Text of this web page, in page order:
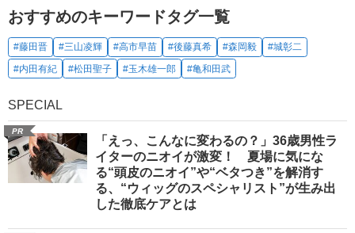
おすすめのキーワードタグ一覧
#藤田晋 #三山凌輝 #高市早苗 #後藤真希 #森岡毅
#城彰二
#内田有紀
#松田聖子 #玉木雄一郎 #亀和田武
SPECIAL
PR
「えっ、こんなに変わるの？」36歳男性ラ
イターのニオイが激変！ 夏場に気にな
る“頭皮のニオイ”や“ベタつき”を解消す
る、“ウィッグのスペシャリスト”が生み出
した徹底ケアとは